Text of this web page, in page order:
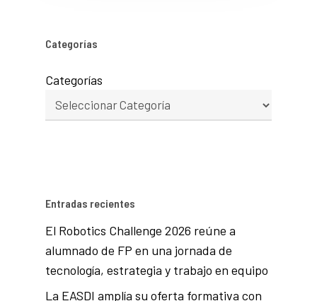
Categorías
Categorías
Entradas recientes
El Robotics Challenge 2026 reúne a
alumnado de FP en una jornada de
tecnología, estrategia y trabajo en equipo
La EASDI amplía su oferta formativa con